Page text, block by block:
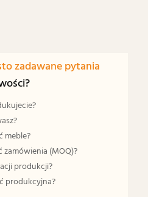
zadawane pytania
meble?
zamówienia (MOQ)?
produkcji?
produkcyjna?